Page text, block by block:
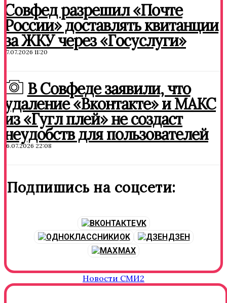
Совфед разрешил «Почте
России» доставлять квитанции
за ЖКУ через «Госуслуги»
17.07.2026 11:20
В Совфеде заявили, что
удаление «Вконтакте» и МАКС
из «Гугл плей» не создаст
неудобств для пользователей
16.07.2026 22:08
Подпишись на соцсети:
VK
OK
ДЗЕН
MAX
Новости СМИ2